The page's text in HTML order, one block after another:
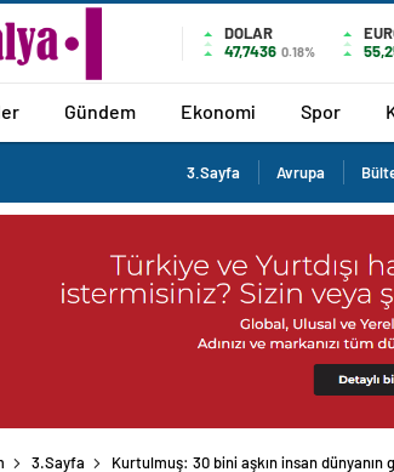
DOLAR
47,7436 0.18%
Gündem Ekonomi Spor
3.Sayfa Avrupa
3.Sayfa Kurtulmuş: 30 bini aşkın insan dünyanın